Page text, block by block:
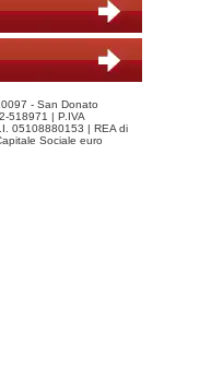
- San Donato
518971 | P.IVA
05108880153 | REA di
Sociale euro